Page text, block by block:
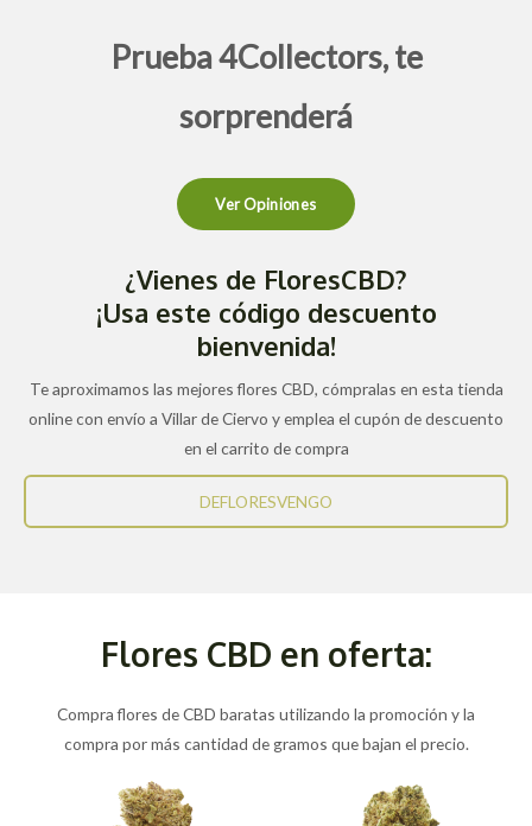
Prueba 4Collectors, te
sorprenderá
Ver Opiniones
¿Vienes de FloresCBD?
¡Usa este código descuento
bienvenida!
Te aproximamos las mejores flores CBD, cómpralas en esta tienda
online con envío a Villar de Ciervo y emplea el cupón de descuento
en el carrito de compra
DEFLORESVENGO
Flores CBD en oferta:
Compra flores de CBD baratas utilizando la promoción y la
compra por más cantidad de gramos que bajan el precio.